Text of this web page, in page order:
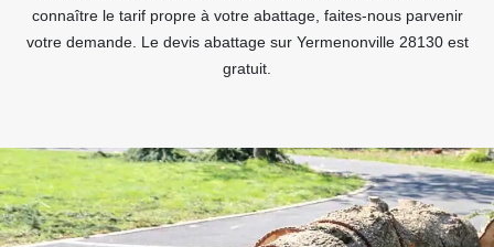
connaître le tarif propre à votre abattage, faites-nous parvenir
votre demande. Le devis abattage sur Yermenonville 28130 est
gratuit.